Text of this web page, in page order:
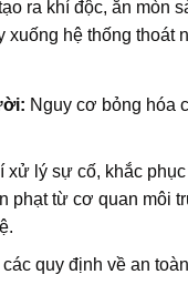
ra khí độc, ăn mòn
xuống hệ thống thoát
Nguy cơ bỏng hóa
xử lý sự cố, khắc
phạt từ cơ quan môi
quy định về an